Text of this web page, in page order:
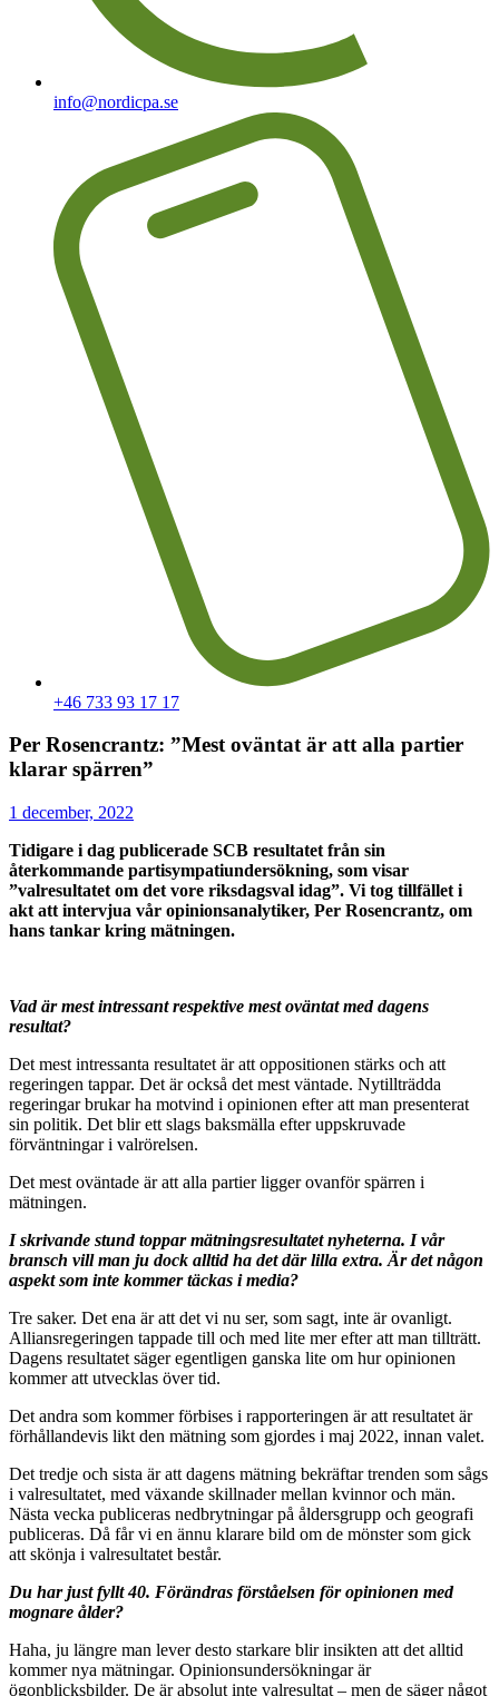
info@nordicpa.se
+46 733 93 17 17
Per Rosencrantz: ”Mest oväntat är att alla partier
klarar spärren”
1 december, 2022
Tidigare i dag publicerade SCB resultatet från sin
återkommande partisympatiundersökning, som visar
”valresultatet om det vore riksdagsval idag”. Vi tog tillfället i
akt att intervjua vår opinionsanalytiker, Per Rosencrantz, om
hans tankar kring mätningen.
Vad är mest intressant respektive mest oväntat med dagens
resultat?
Det mest intressanta resultatet är att oppositionen stärks och att
regeringen tappar. Det är också det mest väntade. Nytillträdda
regeringar brukar ha motvind i opinionen efter att man presenterat
sin politik. Det blir ett slags baksmälla efter uppskruvade
förväntningar i valrörelsen.
Det mest oväntade är att alla partier ligger ovanför spärren i
mätningen.
I skrivande stund toppar mätningsresultatet nyheterna. I vår
bransch vill man ju dock alltid ha det där lilla extra. Är det någon
aspekt som inte kommer täckas i media?
Tre saker. Det ena är att det vi nu ser, som sagt, inte är ovanligt.
Alliansregeringen tappade till och med lite mer efter att man tillträtt.
Dagens resultatet säger egentligen ganska lite om hur opinionen
kommer att utvecklas över tid.
Det andra som kommer förbises i rapporteringen är att resultatet är
förhållandevis likt den mätning som gjordes i maj 2022, innan valet.
Det tredje och sista är att dagens mätning bekräftar trenden som sågs
i valresultatet, med växande skillnader mellan kvinnor och män.
Nästa vecka publiceras nedbrytningar på åldersgrupp och geografi
publiceras. Då får vi en ännu klarare bild om de mönster som gick
att skönja i valresultatet består.
Du har just fyllt 40. Förändras förståelsen för opinionen med
mognare ålder?
Haha, ju längre man lever desto starkare blir insikten att det alltid
kommer nya mätningar. Opinionsundersökningar är
ögonblicksbilder. De är absolut inte valresultat – men de säger något